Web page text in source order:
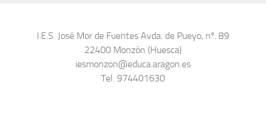
I.E.S. José Mor de Fuentes Avda. de Pueyo, nº. 89
22400 Monzón (Huesca)
iesmonzon@educa.aragon.es
Tel. 974401630